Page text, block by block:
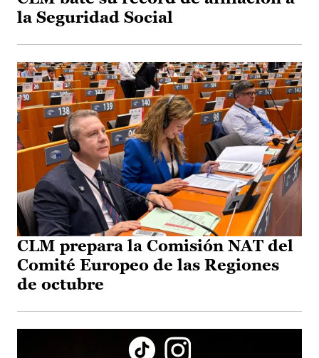
la Seguridad Social
CLM prepara la Comisión NAT del
Comité Europeo de las Regiones
de octubre